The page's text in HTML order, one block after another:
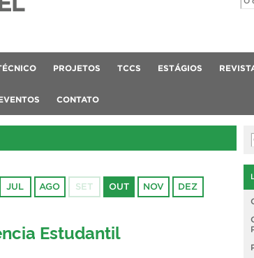
PROJETOS TCCS ESTÁGIOS
CONTATO
JUL AGO SET OUT NOV DEZ
Estudantil